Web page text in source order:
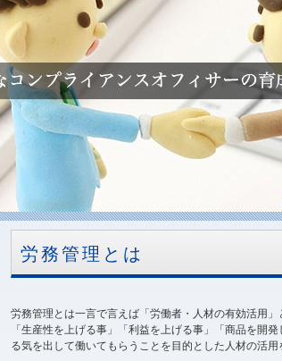
労務管理とは
労務管理とは一言で言えば「労働者・人材の有効活用」
「生産性を上げる事」「利益を上げる事」「商品を開
る気を出して働いてもらうことを目的とした人材の活用